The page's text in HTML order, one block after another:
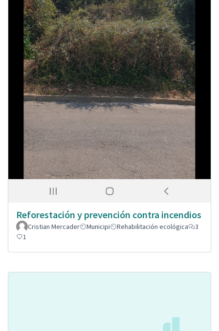
Reforestación y prevención contra incendios
Cristian Mercader Municipi Rehabilitación ecológica
3
1